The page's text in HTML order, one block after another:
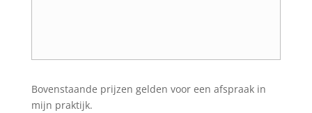
Bovenstaande prijzen gelden voor een afspraak in
mijn praktijk.